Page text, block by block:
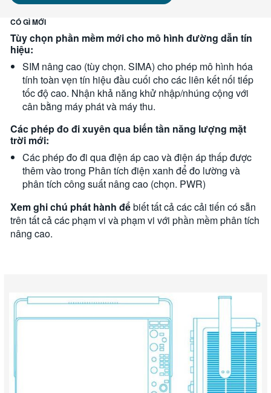
CÓ GÌ MỚI
Tùy chọn phần mềm mới cho mô hình đường dẫn tín
hiệu:
SIM nâng cao (tùy chọn. SIMA) cho phép mô hình hóa
tính toàn vẹn tín hiệu đầu cuối cho các liên kết nối tiếp
tốc độ cao. Nhận khả năng khử nhập/nhúng cộng với
cân bằng máy phát và máy thu.
Các phép đo đi xuyên qua biến tần năng lượng mặt
trời mới:
Các phép đo đi qua điện áp cao và điện áp thấp được
thêm vào trong Phân tích điện xanh để đo lường và
phân tích công suất nâng cao (chọn. PWR)
Xem ghi chú phát hành đểbiết tất cả các cải tiến có sẵn
trên tất cả các phạm vi và phạm vi với phần mềm phân tích
nâng cao.